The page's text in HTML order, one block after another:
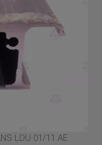
LDU 01/11 AE